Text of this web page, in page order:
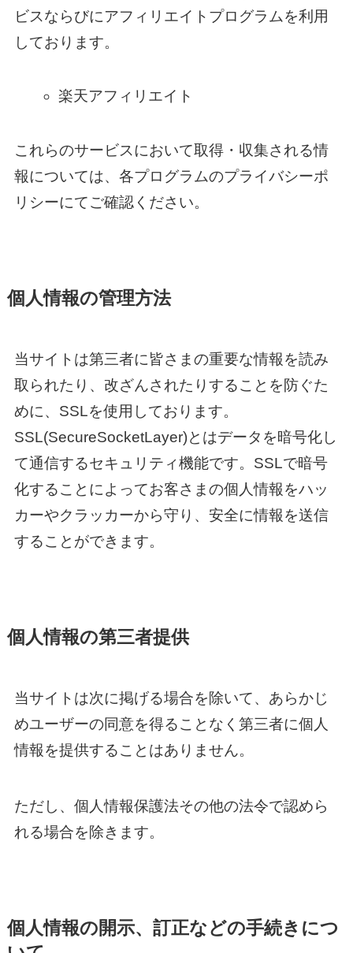
ビスならびにアフィリエイトプログラムを利用
しております。
楽天アフィリエイト
これらのサービスにおいて取得・収集される情
報については、各プログラムのプライバシーポ
リシーにてご確認ください。
個人情報の管理方法
当サイトは第三者に皆さまの重要な情報を読み
取られたり、改ざんされたりすることを防ぐた
めに、SSLを使用しております。
SSL(SecureSocketLayer)とはデータを暗号化し
て通信するセキュリティ機能です。SSLで暗号
化することによってお客さまの個人情報をハッ
カーやクラッカーから守り、安全に情報を送信
することができます。
個人情報の第三者提供
当サイトは次に掲げる場合を除いて、あらかじ
めユーザーの同意を得ることなく第三者に個人
情報を提供することはありません。
ただし、個人情報保護法その他の法令で認めら
れる場合を除きます。
個人情報の開示、訂正などの手続きにつ